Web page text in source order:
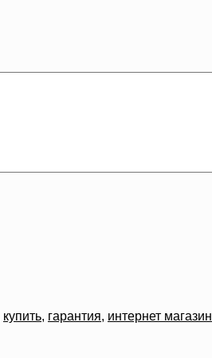
купить, гарантия, интернет магазин